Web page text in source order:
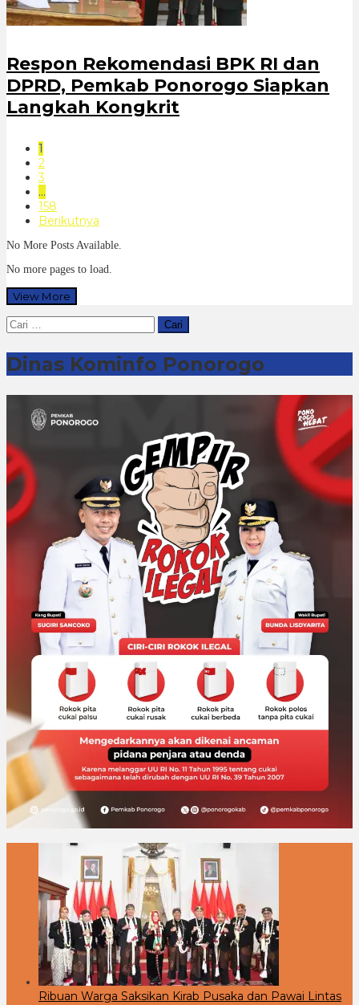
Respon Rekomendasi BPK RI dan
DPRD, Pemkab Ponorogo Siapkan
Langkah Kongkrit
1
2
3
…
158
Berikutnya
No More Posts Available.
No more pages to load.
View More
Cari
untuk:
Dinas Kominfo Ponorogo
Ribuan Warga Saksikan Kirab Pusaka dan Pawai Lintas